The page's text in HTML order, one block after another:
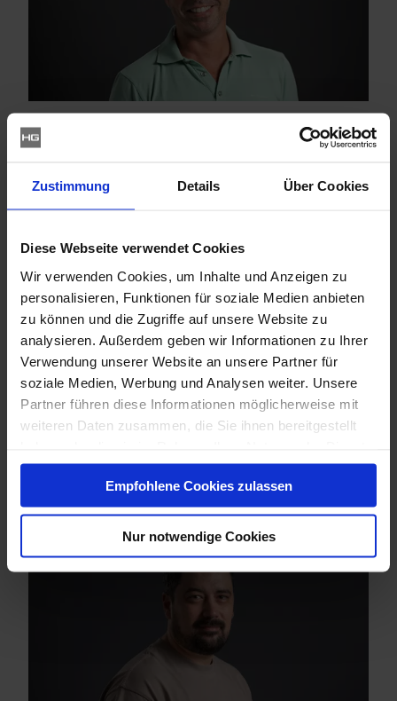
Zustimmung Details Über Cookies
Diese Webseite verwendet Cookies
Wir verwenden Cookies, um Inhalte und Anzeigen zu
personalisieren, Funktionen für soziale Medien anbieten
zu können und die Zugriffe auf unsere Website zu
analysieren. Außerdem geben wir Informationen zu Ihrer
Verwendung unserer Website an unsere Partner für
soziale Medien, Werbung und Analysen weiter. Unsere
Partner führen diese Informationen möglicherweise mit
weiteren Daten zusammen, die Sie ihnen bereitgestellt
gesammelt haben.
Empfohlene Cookies zulassen
Nur notwendige Cookies